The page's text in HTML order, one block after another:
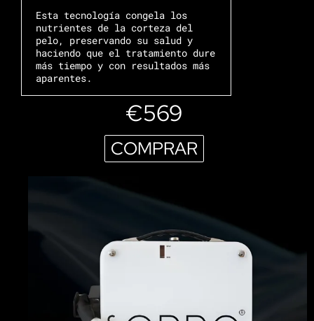
Esta tecnología congela los
nutrientes de la corteza del
pelo, preservando su salud y
haciendo que el tratamiento dure
más tiempo y con resultados más
aparentes.
€569
COMPRAR